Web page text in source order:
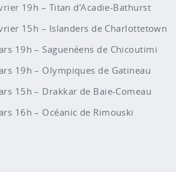
19h – Titan d’Acadie-Bathurst
15h – Islanders de Charlottetown
19h – Saguenéens de Chicoutimi
19h – Olympiques de Gatineau
15h – Drakkar de Baie-Comeau
16h – Océanic de Rimouski